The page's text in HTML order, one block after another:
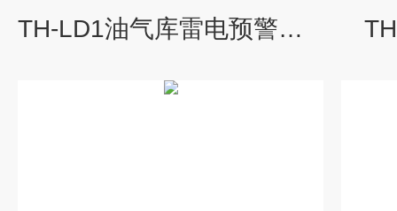
TH-LD1油气库雷电预警系统